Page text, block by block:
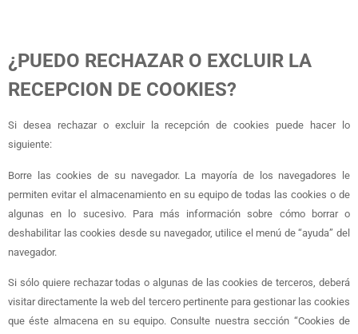
¿PUEDO RECHAZAR O EXCLUIR LA
RECEPCION DE COOKIES?
Si desea rechazar o excluir la recepción de cookies puede hacer lo
siguiente:
Borre las cookies de su navegador. La mayoría de los navegadores le
permiten evitar el almacenamiento en su equipo de todas las cookies o de
algunas en lo sucesivo. Para más información sobre cómo borrar o
deshabilitar las cookies desde su navegador, utilice el menú de “ayuda” del
navegador.
Si sólo quiere rechazar todas o algunas de las cookies de terceros, deberá
visitar directamente la web del tercero pertinente para gestionar las cookies
que éste almacena en su equipo. Consulte nuestra sección “Cookies de